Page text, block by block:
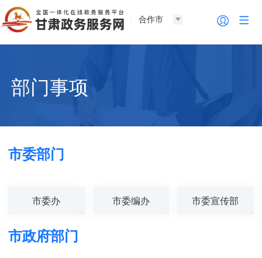
合作市
部门事项
市委部门
市委办 市委编办 市委宣传部
市政府部门